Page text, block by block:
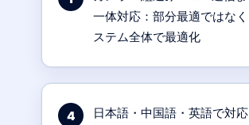
一体対応：部分最適ではな
ステム全体で最適化
4
日本語・中国語・英語で対応